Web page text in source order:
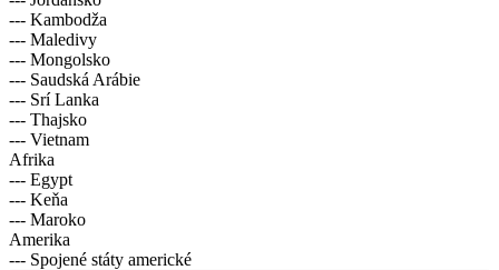
--- Kambodža
--- Maledivy
--- Mongolsko
--- Saudská Arábie
--- Srí Lanka
--- Thajsko
--- Vietnam
Afrika
--- Egypt
--- Keňa
--- Maroko
Amerika
--- Spojené státy americké